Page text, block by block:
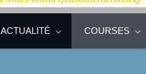
ACTUALITÉ COURSES